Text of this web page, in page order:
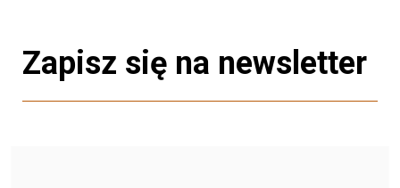
Zapisz się na newsletter